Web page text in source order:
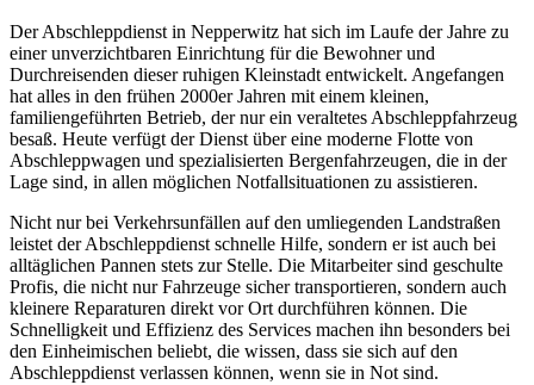
Der Abschleppdienst in Nepperwitz hat sich im Laufe der Jahre zu
einer unverzichtbaren Einrichtung für die Bewohner und
Durchreisenden dieser ruhigen Kleinstadt entwickelt. Angefangen
hat alles in den frühen 2000er Jahren mit einem kleinen,
familiengeführten Betrieb, der nur ein veraltetes Abschleppfahrzeug
besaß. Heute verfügt der Dienst über eine moderne Flotte von
Abschleppwagen und spezialisierten Bergenfahrzeugen, die in der
Lage sind, in allen möglichen Notfallsituationen zu assistieren.
Nicht nur bei Verkehrsunfällen auf den umliegenden Landstraßen
leistet der Abschleppdienst schnelle Hilfe, sondern er ist auch bei
alltäglichen Pannen stets zur Stelle. Die Mitarbeiter sind geschulte
Profis, die nicht nur Fahrzeuge sicher transportieren, sondern auch
kleinere Reparaturen direkt vor Ort durchführen können. Die
Schnelligkeit und Effizienz des Services machen ihn besonders bei
den Einheimischen beliebt, die wissen, dass sie sich auf den
Abschleppdienst verlassen können, wenn sie in Not sind.